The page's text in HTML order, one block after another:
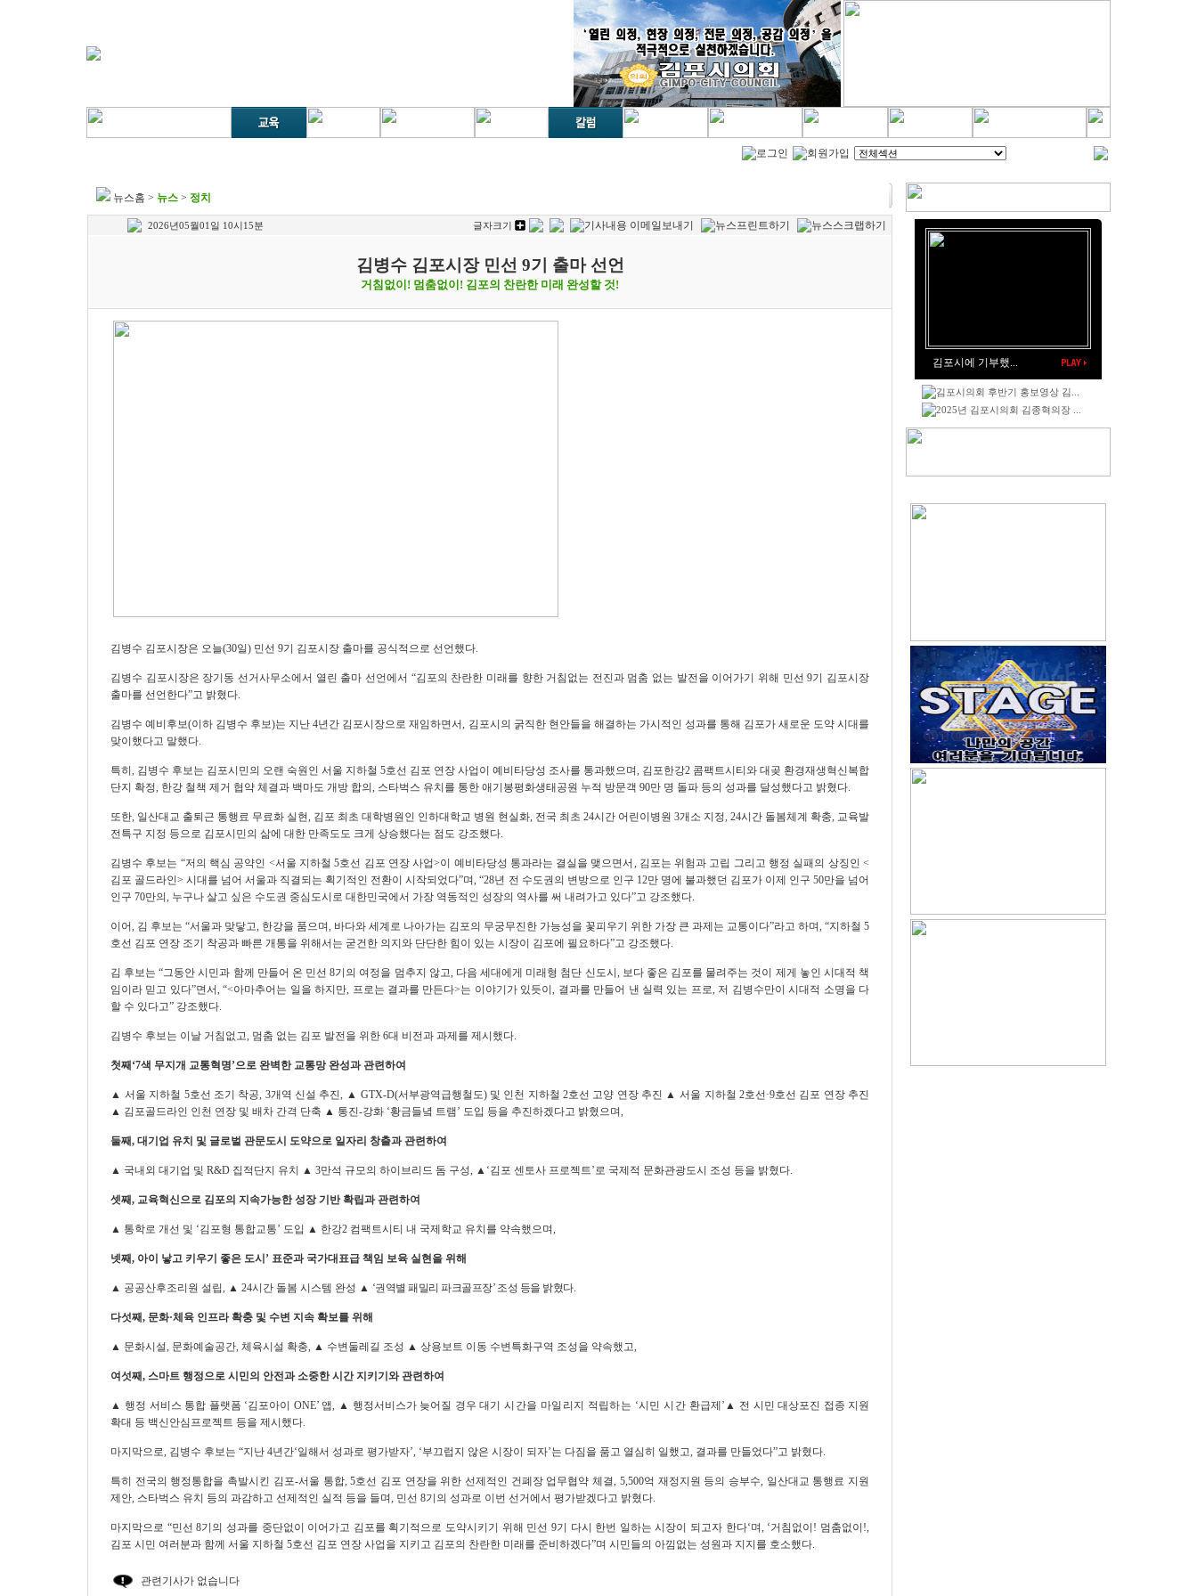
뉴스홈 > 뉴스 > 정치
2026년05월01일 10시15분 글자크기
김병수 김포시장 민선 9기 출마 선언
거침없이! 멈춤없이! 김포의 찬란한 미래 완성할 것!
김병수 김포시장은 오늘(30일) 민선 9기 김포시장 출마를 공식적으로 선언했다.
김병수 김포시장은 장기동 선거사무소에서 열린 출마 선언에서 “김포의 찬란한 미래를 향한 거침없는 전진과 멈춤 없는 발전을 이어가기 위해 민선9기 김포시장
출마를 선언한다”고 밝혔다.
김병수 예비후보(이하 김병수 후보)는 지난4년간 김포시장으로 재임하면서, 김포시의 굵직한 현안들을 해결하는 가시적인 성과를 통해 김포가 새로운 도약 시대를
맞이했다고 말했다.
특히 , 김병수 후보는 김포시민의 오랜 숙원인 서울 지하철 5호선 김포 연장 사업이 예비타당성 조사를 통과했으며, 김포한강2 콤팩트시티와 대곶 환경재생혁신복합
단지 확정, 한강 철책 제거 협약 체결과 백마도 개방 합의 , 스타벅스 유치를 통한 애기봉평화생태공원 누적 방문객 90만 명 돌파 등의 성과를 달성했다고 밝혔다.
또한, 일산대교 출퇴근 통행료 무료화 실현, 김포 최초 대학병원인 인하대학교 병원 현실화, 전국 최초 24시간 어린이병원 3개소 지정, 24시간 돌봄체계 확충, 교육발
전특구 지정 등으로 김포시민의 삶에 대한 만족도도 크게 상승했다는 점도 강조했다.
김병수 후보는 “저의 핵심 공약인 <서울 지하철5호선 김포 연장 사업>이 예비타당성 통과라는 결실을 맺으면서 , 김포는 위험과 고립 그리고 행정 실패의 상징인<
김포 골드라인>시대를 넘어 서울과 직결되는 획기적인 전환이 시작되었다”며, “28년 전 수도권의 변방으로 인구 12만 명에 불과했던 김포가 이제 인구50만을 넘어
인구 70만의 , 누구나 살고 싶은 수도권 중심도시로 대한민국에서 가장 역동적인 성장의 역사를 써 내려가고 있다”고 강조했다.
이어, 김 후보는 “서울과 맞닿고, 한강을 품으며, 바다와 세계로 나아가는 김포의 무궁무진한 가능성을 꽃피우기 위한 가장 큰 과제는 교통이다”라고 하며, “지하철 5
호선 김포 연장 조기 착공과 빠른 개통을 위해서는 굳건한 의지와 단단한 힘이 있는 시장이 김포에 필요하다”고 강조했다.
김 후보는“그동안 시민과 함께 만들어 온 민선8기의 여정을 멈추지 않고, 다음 세대에게 미래형 첨단 신도시 , 보다 좋은 김포를 물려주는 것이 제게 놓인 시대적 책
임이라 믿고 있다”면서, “<아마추어는 일을 하지만, 프로는 결과를 만든다>는 이야기가 있듯이, 결과를 만들어 낸 실력 있는 프로, 저 김병수만이 시대적 소명을 다
할 수 있다고” 강조했다.
김병수 후보는 이날 거침없고, 멈춤 없는 김포 발전을 위한 6대 비전과 과제를 제시했다.
첫째 ‘7색 무지개 교통혁명’으로 완벽한 교통망 완성과 관련하여
▲ 서울 지하철 5호선 조기 착공, 3개역 신설 추진, ▲ GTX-D(서부광역급행철도) 및 인천 지하철 2호선 고양 연장 추진 ▲ 서울 지하철 2호선 ·9호선 김포 연장 추진
▲ 김포골드라인 인천 연장 및 배차 간격 단축 ▲ 통진-강화 ‘황금들녘 트램’ 도입 등을 추진하겠다고 밝혔으며,
둘째, 대기업 유치 및 글로벌 관문도시 도약으로 일자리 창출과 관련하여
▲ 국내외 대기업 및 R&D 집적단지 유치 ▲ 3만석 규모의 하이브리드 돔 구성, ▲ ‘김포 센토사 프로젝트’로 국제적 문화관광도시 조성 등을 밝혔다.
셋째, 교육혁신으로 김포의 지속가능한 성장 기반 확립과 관련하여
▲ 통학로 개선 및 ‘김포형 통합교통’ 도입 ▲ 한강2 컴팩트시티 내 국제학교 유치를 약속했으며,
넷째, 아이 낳고 키우기 좋은 도시 ’ 표준과 국가대표급 책임 보육 실현을 위해
▲ 공공산후조리원 설립, ▲ 24시간 돌봄 시스템 완성 ▲ ‘권역별 패밀리 파크골프장’ 조성 등을 밝혔다.
다섯째, 문화·체육 인프라 확충 및 수변 지속 확보를 위해
▲ 문화시설, 문화예술공간, 체육시설 확충, ▲ 수변둘레길 조성 ▲ 상용보트 이동 수변특화구역 조성을 약속했고,
여섯째, 스마트 행정으로 시민의 안전과 소중한 시간 지키기와 관련하여
▲ 행정 서비스 통합 플랫폼 ‘김포아이 ONE’앱, ▲ 행정서비스가 늦어질 경우대기 시간을 마일리지 적립하는 ‘시민 시간 환급제 ’ ▲ 전 시민 대상포진 접종 지원
확대 등 백신안심프로젝트 등을 제시했다.
마지막으로, 김병수 후보는 “지난 4년간‘일해서 성과로 평가받자’, ‘부끄럽지 않은 시장이 되자’는 다짐을 품고 열심히 일했고, 결과를 만들었다”고 밝혔다.
특히 전국의 행정통합을 촉발시킨 김포-서울 통합, 5호선 김포 연장을 위한 선제적인 건폐장 업무협약 체결, 5,500억 재정지원 등의 승부수, 일산대교 통행료 지원
제안, 스타벅스 유치 등의 과감하고 선제적인 실적 등을 들며, 민선 8기의 성과로 이번 선거에서 평가받겠다고 밝혔다.
마지막으로 “민선8기의 성과를 중단없이 이어가고 김포를 획기적으로 도약시키기 위해 민선 9기 다시 한번 일하는 시장이 되고자 한다‘며, ‘거침없이 ! 멈춤없이 !,
김포 시민 여러분과 함께 서울 지하철 5호선 김포 연장 사업을 지키고 김포의 찬란한 미래를 준비하겠다”며 시민들의 아낌없는 성원과 지지를 호소했다.
관련기사가 없습니다
김포시에 기부했...
김포시의회 후반기 홍보영상 김...
2025년 김포시의회 김종혁의장 ...